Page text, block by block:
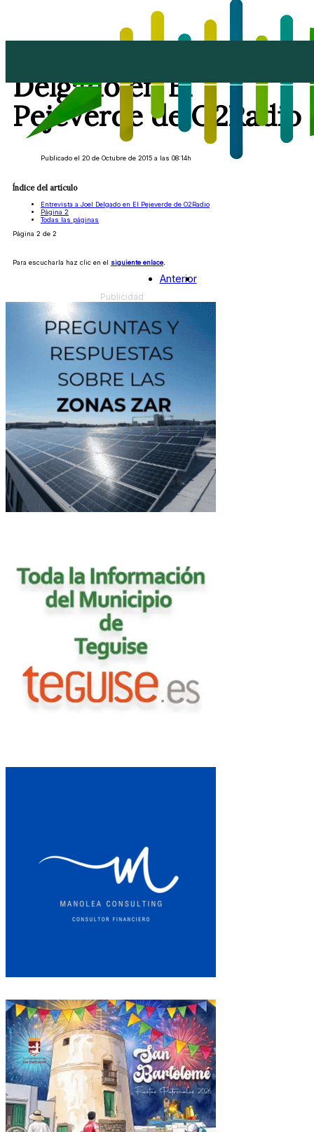
Delgado en El
Pejeverde de O2Radio
Publicado el 20 de Octubre de 2015 a las 08:14h
Índice del artículo
Entrevista a Joel Delgado en El Pejeverde de O2Radio
Página 2
Todas las páginas
Página 2 de 2
Para escucharla haz clic en el siguiente enlace
Anterior
Publicidad